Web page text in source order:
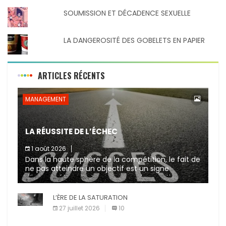
SOUMISSION ET DÉCADENCE SEXUELLE
LA DANGEROSITÉ DES GOBELETS EN PAPIER
ARTICLES RÉCENTS
MANAGEMENT
LA RÉUSSITE DE L’ÉCHEC
1 août 2026
Dans la haute sphère de la compétition, le fait de
ne pas atteindre un objectif est un signe
d’incompétence et une source de sanctions
diverses (avertissement, […]
L’ÈRE DE LA SATURATION
27 juillet 2026 10